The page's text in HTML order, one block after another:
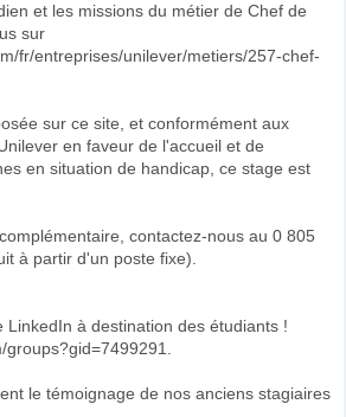
et les missions du métier de Chef de
sur
fr/entreprises/unilever/metiers/257-chef-
sur ce site, et conformément aux
en faveur de l'accueil et de
en situation de handicap, ce stage est
contactez-nous au 0 805
à partir d'un poste fixe).
LinkedIn à destination des étudiants !
le témoignage de nos anciens stagiaires